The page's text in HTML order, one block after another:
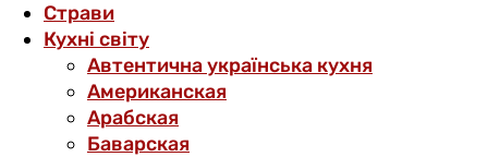
Страви
Кухні світу
Автентична українська кухня
Американская
Арабская
Баварская